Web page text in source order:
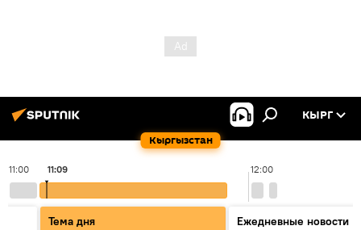
Кыргызстан
КЫРГ
11:00 12:00
11:09
Тема дня
Ежедневные новости